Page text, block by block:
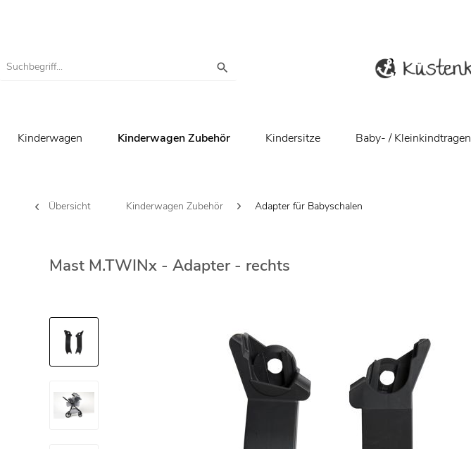
Kinderwagen Kinderwagen Zubehör Kindersitze Baby- / Kleinkindtragen
Übersicht Kinderwagen Zubehör Adapter für Babyschalen
Mast M.TWINx - Adapter - rechts